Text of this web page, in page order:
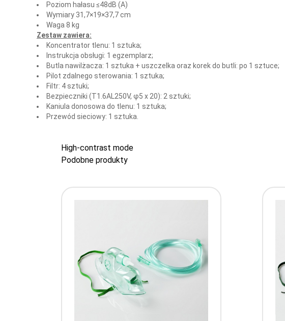
Poziom hałasu ≤48dB (A)
Wymiary 31,7×19×37,7 cm
Waga 8 kg
Zestaw zawiera:
Koncentrator tlenu: 1 sztuka;
Instrukcja obsługi: 1 egzemplarz;
Butla nawilżacza: 1 sztuka + uszczelka oraz korek do butli: po 1 sztuce;
Pilot zdalnego sterowania: 1 sztuka;
Filtr: 4 sztuki;
Bezpieczniki (T1.6AL250V, φ5 x 20): 2 sztuki;
Kaniula donosowa do tlenu: 1 sztuka;
Przewód sieciowy: 1 sztuka.
High-contrast mode
Podobne produkty